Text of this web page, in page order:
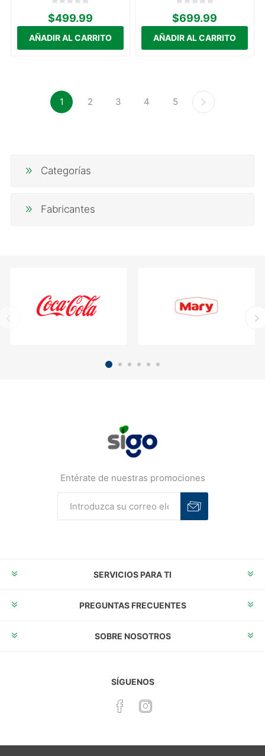
$499.99 $699.99
1 2 3 4 5
Categorías
Fabricantes
Entérate de nuestras promociones
SERVICIOS PARA TI
PREGUNTAS FRECUENTES
SOBRE NOSOTROS
SÍGUENOS